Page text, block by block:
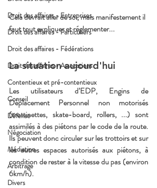
Droit des affaires - Entreprises
Droit des affaires - Particuliers
Droit des affaires - Fédérations
Droit des affaires - Assocations
Contentieux et pré-contentieux
Conseil
Défense
Négociation
Médiation
Arbitrage
Divers
Cela devrait aller de soi, mais manifestement il
faut tout expliquer et réglementer...
La situation aujourd'hui
Les utilisateurs d’EDP, Engins de
Déplacement Personnel non motorisés
(trottinettes, skate-board, rollers, ...) sont
assimilés à des piétons par le code de la route.
Ils peuvent donc circuler sur les trottoirs et sur
les autres espaces autorisés aux piétons, à
condition de rester à la vitesse du pas (environ
6km/h).